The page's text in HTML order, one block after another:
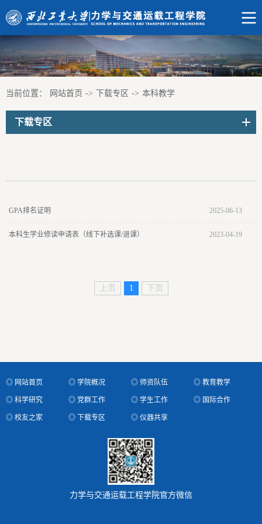
当前位置： 网站首页 -> 下载专区 -> 本科教学
下载专区
2025-06-13
GPA排名证明
2023-04-19
本科生学业修读申请表（线下补选课/退课）
上页 1 下页
◎ 网站首页 ◎ 学院概况 ◎ 师资队伍 ◎ 教育教学
◎ 科学研究 ◎ 党群工作 ◎ 学生工作 ◎ 国际合作
◎ 校友之家 ◎ 下载专区 ◎ 仪器共享
力学与交通运载工程学院官方微信